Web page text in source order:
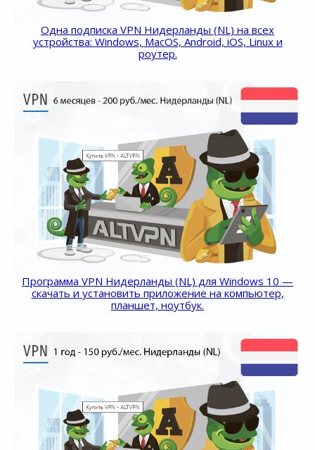
Одна подписка VPN Нидерланды (NL) на всех
устройства: Windows, MacOS, Android, iOS, Linux и
роутер.
Программа VPN Нидерланды (NL) для Windows 10 —
скачать и установить приложение на компьютер,
планшет, ноутбук.